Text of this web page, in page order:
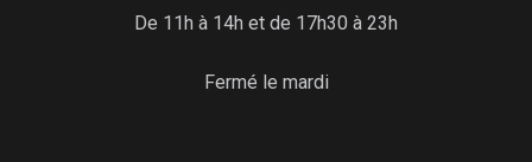
De 11h à 14h et de 17h30 à 23h
Fermé le mardi